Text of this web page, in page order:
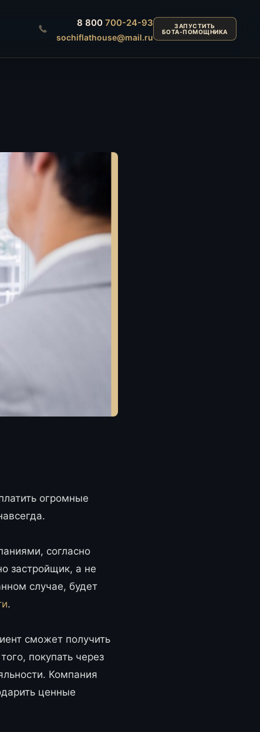
8 800700-24-93
sochiflathouse@mail.ru
ЗАПУСТИТЬ
БОТА-ПОМОЩНИКА
огромные
согласно
застройщик, а не
случае, будет
.
сможет получить
покупать через
Компания
ценные